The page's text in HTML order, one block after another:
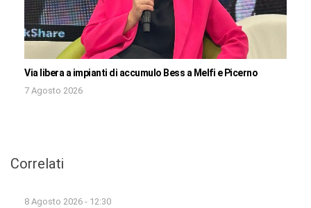
Via libera a impianti di accumulo Bess a Melfi e Picerno
7 Agosto 2026
Correlati
8 Agosto 2026 - 12:30